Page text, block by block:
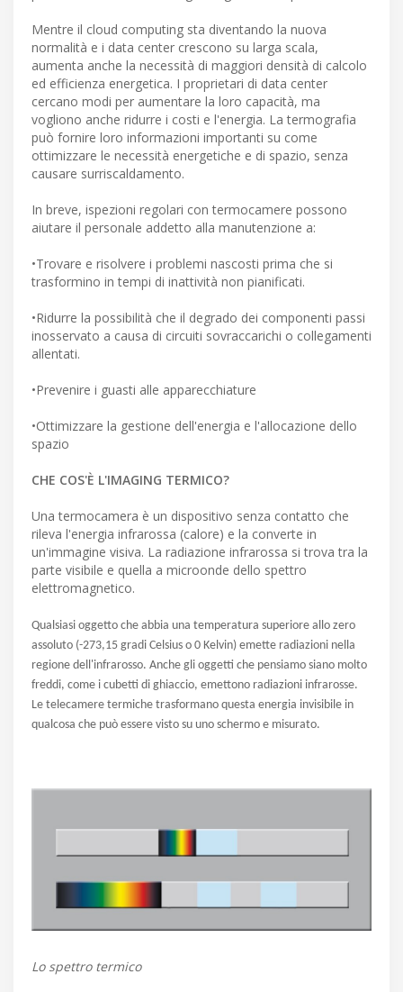
Mentre il cloud computing sta diventando la nuova
normalità e i data center crescono su larga scala,
aumenta anche la necessità di maggiori densità di calcolo
ed efficienza energetica. I proprietari di data center
cercano modi per aumentare la loro capacità, ma
vogliono anche ridurre i costi e l'energia. La termografia
può fornire loro informazioni importanti su come
ottimizzare le necessità energetiche e di spazio, senza
causare surriscaldamento.
In breve, ispezioni regolari con termocamere possono
aiutare il personale addetto alla manutenzione a:
•Trovare e risolvere i problemi nascosti prima che si
trasformino in tempi di inattività non pianificati.
•Ridurre la possibilità che il degrado dei componenti passi
inosservato a causa di circuiti sovraccarichi o collegamenti
allentati.
•Prevenire i guasti alle apparecchiature
•Ottimizzare la gestione dell'energia e l'allocazione dello
spazio
CHE COS'È L'IMAGING TERMICO?
Una termocamera è un dispositivo senza contatto che
rileva l'energia infrarossa (calore) e la converte in
un'immagine visiva. La radiazione infrarossa si trova tra la
parte visibile e quella a microonde dello spettro
elettromagnetico.
Qualsiasi oggetto che abbia una temperatura superiore allo zero
assoluto (-273,15 gradi Celsius o 0 Kelvin) emette radiazioni nella
regione dell'infrarosso. Anche gli oggetti che pensiamo siano molto
freddi, come i cubetti di ghiaccio, emettono radiazioni infrarosse.
Le telecamere termiche trasformano questa energia invisibile in
qualcosa che può essere visto su uno schermo e misurato.
Lo spettro termico